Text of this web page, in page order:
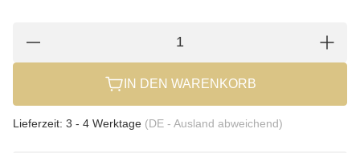
IN DEN WARENKORB
Lieferzeit: 3 - 4 Werktage (DE - Ausland abweichend)